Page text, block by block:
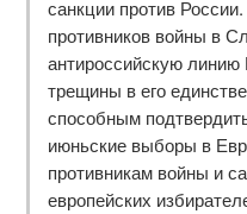
санкции против
противников войны в
антироссийскую линию
трещины в его
способным
июньские выборы в
противникам войны и
европейских